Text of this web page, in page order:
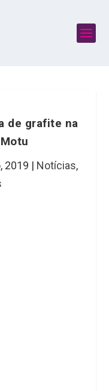
de grafite na
2019 | Notícias,